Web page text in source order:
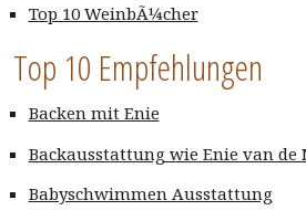
Top 10 WeinbÃ¼cher
Top 10 Empfehlungen
Backen mit Enie
Backausstattung wie Enie van de
Babyschwimmen Ausstattung